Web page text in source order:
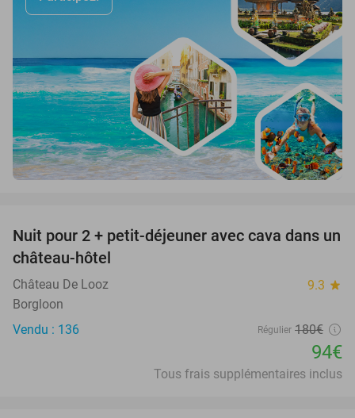
48%
Nuit pour 2 + petit-déjeuner avec cava dans un
château-hôtel
Château De Looz 9.3 star
Borgloon
Vendu : 136
Régulier 180€
94€
Tous frais supplémentaires inclus